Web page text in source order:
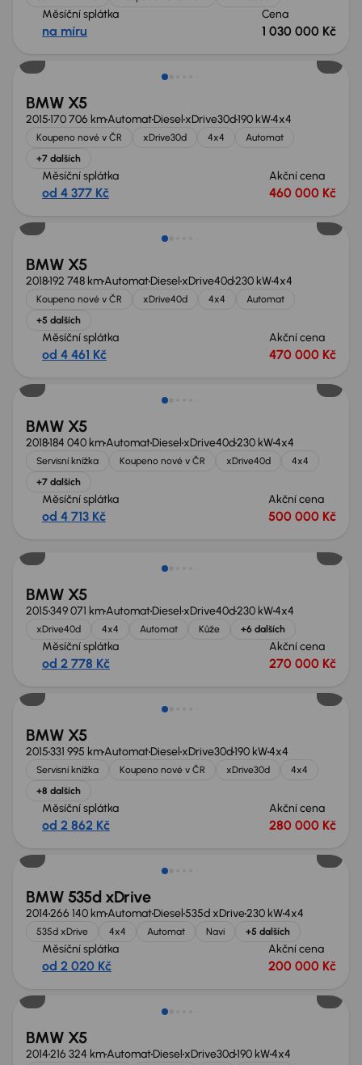
Měsíční splátka
na míru
Cena
1 030 000 Kč
BMW X5
2015170 706 kmAutomatDiesel xDrive30d190 kW4x4
Koupeno nové v ČR xDrive30d 4x4
Automat
+7 dalších
Měsíční splátka
od 4 377 Kč
Akční cena
460 000 Kč
Možnost odpočtu DPH
BMW X5
2018192 748 kmAutomatDiesel xDrive40d230 kW4x4
Koupeno nové v ČR xDrive40d 4x4
Automat
+5 dalších
Měsíční splátka
od 4 461 Kč
Akční cena
470 000 Kč
Zlevněno o 40 000 Kč
BMW X5
2018184 040 kmAutomatDiesel xDrive40d230 kW4x4
Servisní knížka Koupeno nové v ČR xDrive40d
4x4
+7 dalších
Měsíční splátka
od 4 713 Kč
Akční cena
500 000 Kč
BMW X5
2015349 071 kmAutomatDiesel xDrive40d230 kW4x4
xDrive40d 4x4 Automat Kůže +6 dalších
Měsíční splátka
od 2 778 Kč
Akční cena
270 000 Kč
BMW X5
2015331 995 kmAutomatDiesel xDrive30d190 kW4x4
Servisní knížka Koupeno nové v ČR xDrive30d
4x4
+8 dalších
Měsíční splátka
od 2 862 Kč
Akční cena
280 000 Kč
BMW 535d xDrive
2014266 140 kmAutomatDiesel535d xDrive230 kW4x4
535d xDrive 4x4 Automat Navi +5 dalších
Měsíční splátka
od 2 020 Kč
Akční cena
200 000 Kč
Zlevněno o 20 000 Kč
BMW X5
2014216 324 kmAutomatDiesel xDrive30d190 kW4x4